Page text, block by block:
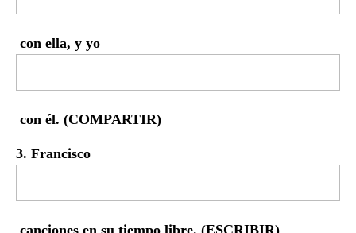
con ella, y yo
con él. (COMPARTIR)
3. Francisco